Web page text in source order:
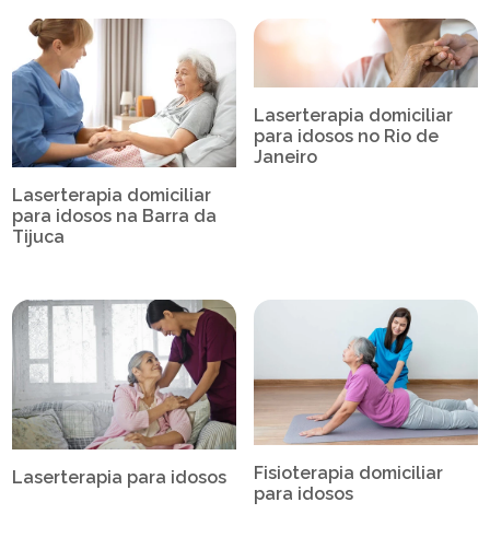
Laserterapia domiciliar
para idosos na Barra da
Tijuca
Laserterapia domiciliar
para idosos no Rio de
Janeiro
Laserterapia para idosos
Fisioterapia domiciliar
para idosos